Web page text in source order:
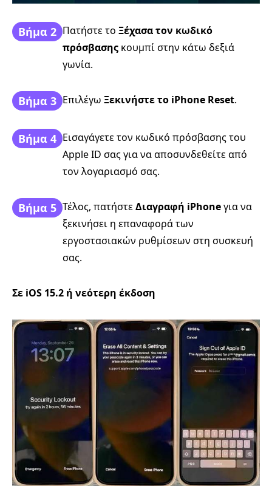
Βήμα 2 Πατήστε το Ξέχασα τον κωδικό
πρόσβασης κουμπί στην κάτω δεξιά
γωνία.
Βήμα 3 Επιλέγω Ξεκινήστε το iPhone Reset.
Βήμα 4 Εισαγάγετε τον κωδικό πρόσβασης του
Apple ID σας για να αποσυνδεθείτε από
τον λογαριασμό σας.
Βήμα 5 Τέλος, πατήστεΔιαγραφή iPhoneγια να
ξεκινήσει η επαναφορά των
εργοστασιακών ρυθμίσεων στη συσκευή
σας.
Σε iOS 15.2 ή νεότερη έκδοση